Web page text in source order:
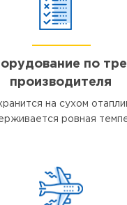
по
производителя
на сухом
ровная